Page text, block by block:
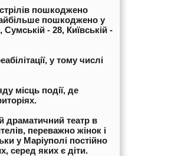
пошкоджено
пошкоджено у
Сумській - 28, Київській -
у тому числі
місць події, де
драматичний театр в
переважно жінок і
у Маріуполі постійно
серед яких є діти.